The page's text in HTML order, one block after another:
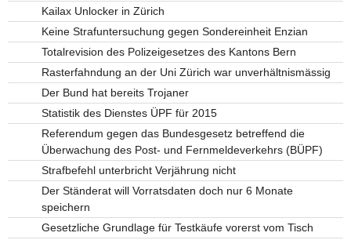
Kailax Unlocker in Zürich
Keine Strafuntersuchung gegen Sondereinheit Enzian
Totalrevision des Polizeigesetzes des Kantons Bern
Rasterfahndung an der Uni Zürich war unverhältnismässig
Der Bund hat bereits Trojaner
Statistik des Dienstes ÜPF für 2015
Referendum gegen das Bundesgesetz betreffend die
Überwachung des Post- und Fernmeldeverkehrs (BÜPF)
Strafbefehl unterbricht Verjährung nicht
Der Ständerat will Vorratsdaten doch nur 6 Monate
speichern
Gesetzliche Grundlage für Testkäufe vorerst vom Tisch